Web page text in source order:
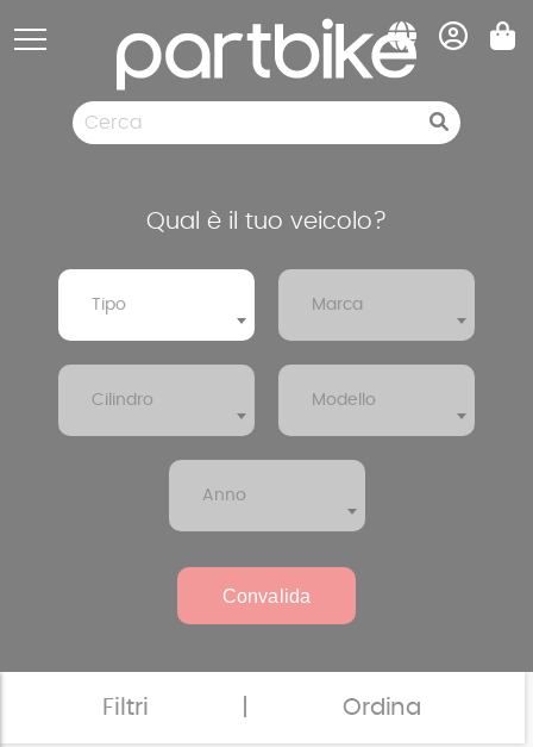
Qual è il tuo veicolo?
Tipo Marca
Cilindro Modello
Anno
Convalida
Filtri Ordina